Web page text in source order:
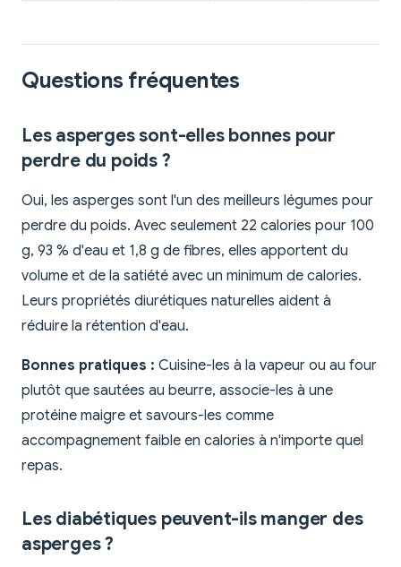
Questions fréquentes
Les asperges sont-elles bonnes pour
perdre du poids ?
Oui, les asperges sont l'un des meilleurs légumes pour
perdre du poids. Avec seulement 22 calories pour 100
g, 93 % d'eau et 1,8 g de fibres, elles apportent du
volume et de la satiété avec un minimum de calories.
Leurs propriétés diurétiques naturelles aident à
réduire la rétention d'eau.
Bonnes pratiques : Cuisine-les à la vapeur ou au four
plutôt que sautées au beurre, associe-les à une
protéine maigre et savours-les comme
accompagnement faible en calories à n'importe quel
repas.
Les diabétiques peuvent-ils manger des
asperges ?